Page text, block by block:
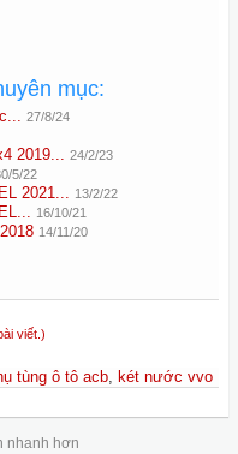
mục:
27/8/24
2019... 24/2/23
5/22
2021... 13/2/22
16/10/21
14/11/20
viết.)
tùng ô tô acb, két nước vvo
nhanh hơn